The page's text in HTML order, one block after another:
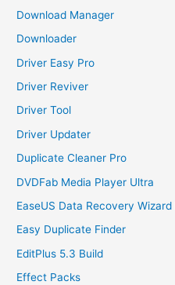
Download Manager
Downloader
Driver Easy Pro
Driver Reviver
Driver Tool
Driver Updater
Duplicate Cleaner Pro
DVDFab Media Player Ultra
EaseUS Data Recovery Wizard
Easy Duplicate Finder
EditPlus 5.3 Build
Effect Packs